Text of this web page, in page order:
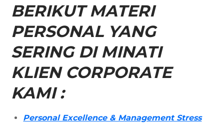
BERIKUT MATERI
PERSONAL YANG
SERING DI MINATI
KLIEN CORPORATE
KAMI :
Personal Excellence & Management Stress